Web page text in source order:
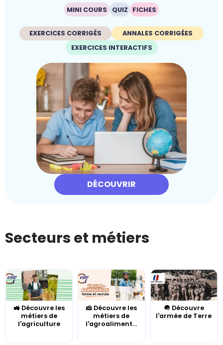
MINI COURS QUIZ FICHES
EXERCICES CORRIGÉS
ANNALES CORRIGÉES
EXERCICES INTERACTIFS
DÉCOUVRIR
Secteurs et métiers
🚜 Découvre les
métiers de
l'agriculture
🧀 Découvre les
métiers de
l'agroaliment...
🪖 Découvre
l'armée de Terre